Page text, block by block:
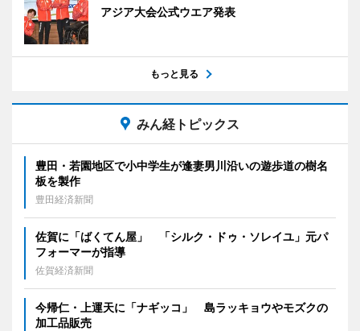
アジア大会公式ウエア発表
もっと見る
みん経トピックス
豊田・若園地区で小中学生が逢妻男川沿いの遊歩道の樹名
板を製作
豊田経済新聞
佐賀に「ばくてん屋」 「シルク・ドゥ・ソレイユ」元パ
フォーマーが指導
佐賀経済新聞
今帰仁・上運天に「ナギッコ」 島ラッキョウやモズクの
加工品販売